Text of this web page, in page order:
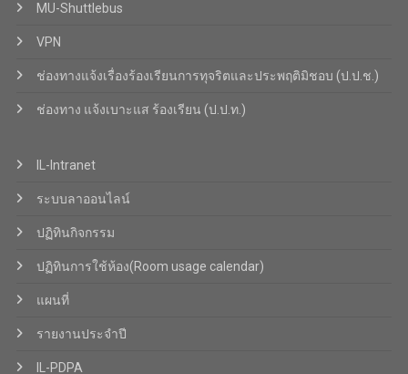
MU-Shuttlebus
VPN
ช่องทางแจ้งเรื่องร้องเรียนการทุจริตและประพฤติมิชอบ (ป.ป.ช.)
ช่องทาง แจ้งเบาะแส ร้องเรียน (ป.ป.ท.)
IL-Intranet
ระบบลาออนไลน์
ปฏิทินกิจกรรม
ปฏิทินการใช้ห้อง(Room usage calendar)
แผนที่
รายงานประจำปี
IL-PDPA